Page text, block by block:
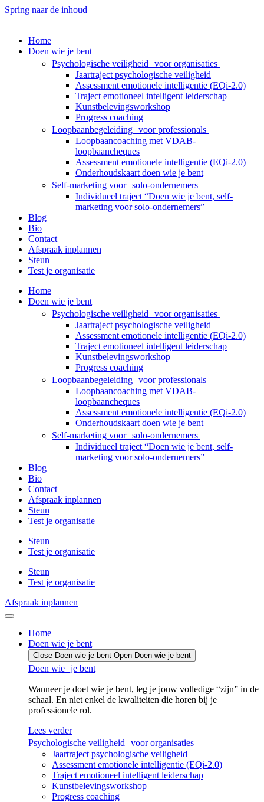
Spring naar de inhoud
Home
Doen wie je bent
Psychologische veiligheid voor organisaties
Jaartraject psychologische veiligheid
Assessment emotionele intelligentie (EQi-2.0)
Traject emotioneel intelligent leiderschap
Kunstbelevingsworkshop
Progress coaching
Loopbaanbegeleiding voor professionals
Loopbaancoaching met VDAB-
loopbaancheques
Assessment emotionele intelligentie (EQi-2.0)
Onderhoudskaart doen wie je bent
Self-marketing voor solo-ondernemers
Individueel traject “Doen wie je bent, self-
marketing voor solo-ondernemers”
Blog
Bio
Contact
Afspraak inplannen
Steun
Test je organisatie
Home
Doen wie je bent
Psychologische veiligheid voor organisaties
Jaartraject psychologische veiligheid
Assessment emotionele intelligentie (EQi-2.0)
Traject emotioneel intelligent leiderschap
Kunstbelevingsworkshop
Progress coaching
Loopbaanbegeleiding voor professionals
Loopbaancoaching met VDAB-
loopbaancheques
Assessment emotionele intelligentie (EQi-2.0)
Onderhoudskaart doen wie je bent
Self-marketing voor solo-ondernemers
Individueel traject “Doen wie je bent, self-
marketing voor solo-ondernemers”
Blog
Bio
Contact
Afspraak inplannen
Steun
Test je organisatie
Steun
Test je organisatie
Steun
Test je organisatie
Afspraak inplannen
Home
Doen wie je bent
Close Doen wie je bent Open Doen wie je bent
Doen wie je bent
Wanneer je doet wie je bent, leg je jouw volledige “zijn” in de
schaal. En niet enkel de kwaliteiten die horen bij je
professionele rol.
Lees verder
Psychologische veiligheid voor organisaties
Jaartraject psychologische veiligheid
Assessment emotionele intelligentie (EQi-2.0)
Traject emotioneel intelligent leiderschap
Kunstbelevingsworkshop
Progress coaching